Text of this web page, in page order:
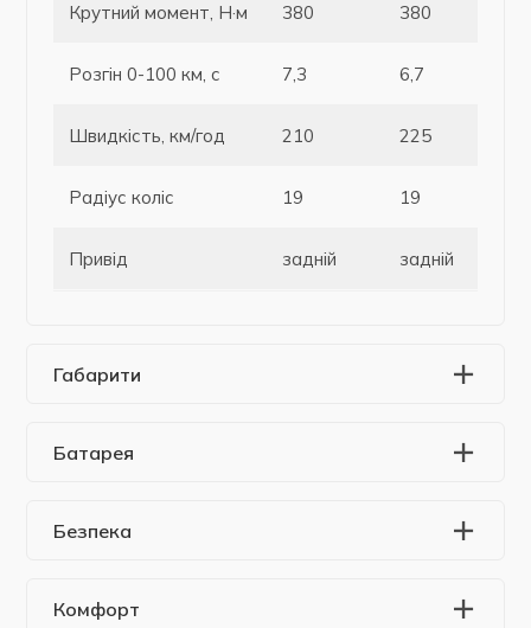
Крутний момент, Н·м 380 380
Розгін 0-100 км, с 7,3 6,7
Швидкість, км/год 210 225
Радіус коліс 19 19
Привід задній задній
Габарити
Батарея
Безпека
Комфорт